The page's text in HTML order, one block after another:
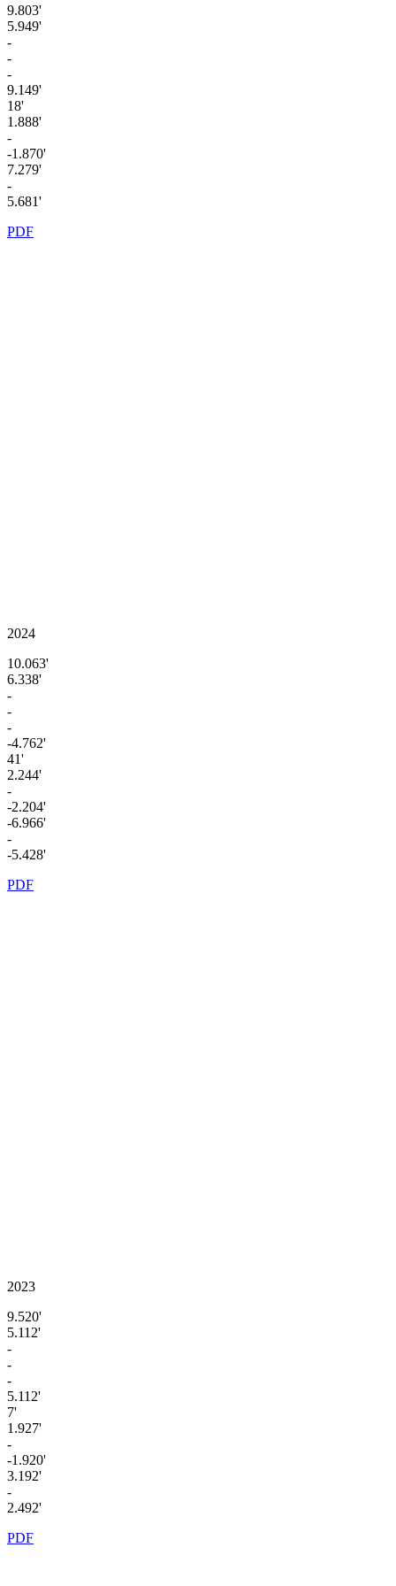
9.803'
5.949'
-
-
-
9.149'
18'
1.888'
-
-1.870'
7.279'
-
5.681'
PDF
2024
10.063'
6.338'
-
-
-
-4.762'
41'
2.244'
-
-2.204'
-6.966'
-
-5.428'
PDF
2023
9.520'
5.112'
-
-
-
5.112'
7'
1.927'
-
-1.920'
3.192'
-
2.492'
PDF